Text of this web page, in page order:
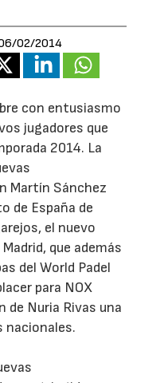
02/2014
con entusiasmo
jugadores que
2014. La
Martín Sánchez
de España de
el nuevo
que además
del World Padel
para NOX
de Nuria Rivas una
nacionales.